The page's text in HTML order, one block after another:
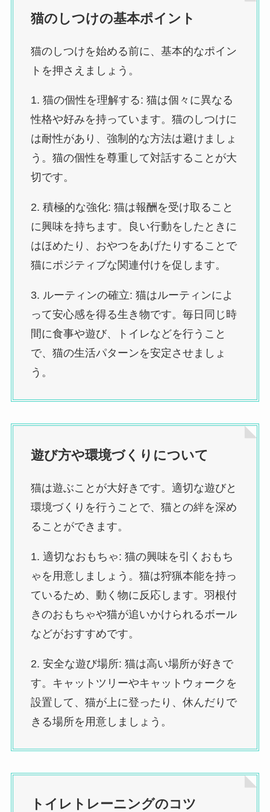
猫のしつけの基本ポイント
猫のしつけを始める前に、基本的なポイン
トを押さえましょう。
1. 猫の個性を理解する: 猫は個々に異なる
性格や好みを持っています。猫のしつけに
は耐性があり、強制的な方法は避けましょ
う。猫の個性を尊重して対話することが大
切です。
2. 積極的な強化: 猫は報酬を受け取ること
に興味を持ちます。良い行動をしたときに
はほめたり、おやつをあげたりすることで
猫にポジティブな関連付けを促します。
3. ルーティンの確立: 猫はルーティンによ
って安心感を得る生き物です。毎日同じ時
間に食事や遊び、トイレなどを行うこと
で、猫の生活パターンを安定させましょ
う。
遊び方や環境づくりについて
猫は遊ぶことが大好きです。適切な遊びと
環境づくりを行うことで、猫との絆を深め
ることができます。
1. 適切なおもちゃ: 猫の興味を引くおもち
ゃを用意しましょう。猫は狩猟本能を持っ
ているため、動く物に反応します。羽根付
きのおもちゃや猫が追いかけられるボール
などがおすすめです。
2. 安全な遊び場所: 猫は高い場所が好きで
す。キャットツリーやキャットウォークを
設置して、猫が上に登ったり、休んだりで
きる場所を用意しましょう。
トイレトレーニングのコツ